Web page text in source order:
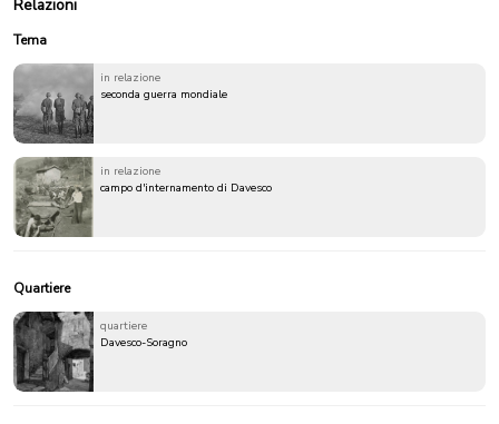
Relazioni
Tema
in relazione
seconda guerra mondiale
in relazione
campo d'internamento di Davesco
Quartiere
quartiere
Davesco-Soragno